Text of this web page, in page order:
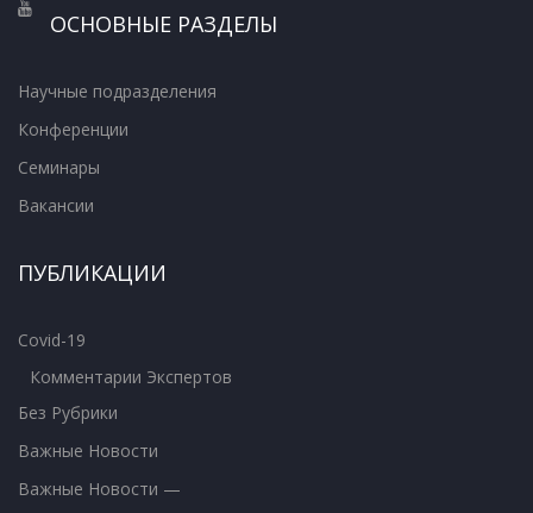
ОСНОВНЫЕ РАЗДЕЛЫ
Научные подразделения
Конференции
Семинары
Вакансии
ПУБЛИКАЦИИ
Covid-19
Комментарии Экспертов
Без Рубрики
Важные Новости
Важные Новости —